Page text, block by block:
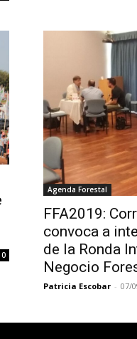
0
Agenda Forestal
FFA2019:
convoca a
de la Ronda
Negocio
Patricia Escobar - 07/